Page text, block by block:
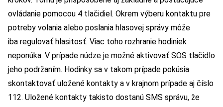
ovládanie pomocou 4 tlačidiel. Okrem výberu kontaktu pre
potreby volania alebo poslania hlasovej správy môže
iba regulovať hlasitosť. Viac toho rozhranie hodiniek
neponúka. V prípade núdze je možné aktivovať SOS tlačidlo
jeho podržaním. Hodinky sa v takom prípade pokúsia
skontaktovať uložené kontakty a v krajnom prípade aj číslo
112. Uložené kontakty takisto dostanú SMS správu, že